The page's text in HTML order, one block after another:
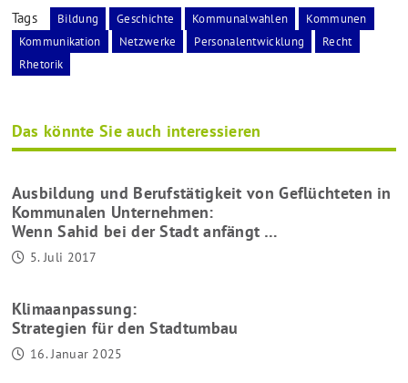
Tags Bildung Geschichte Kommunalwahlen
Kommunen
Kommunikation
Netzwerke Personalentwicklung
Recht
Rhetorik
Das könnte Sie auch interessieren
Ausbildung und Berufstätigkeit von Geflüchteten in
Kommunalen Unternehmen:
Wenn Sahid bei der Stadt anfängt …
5. Juli 2017
Klimaanpassung:
Strategien für den Stadtumbau
16. Januar 2025